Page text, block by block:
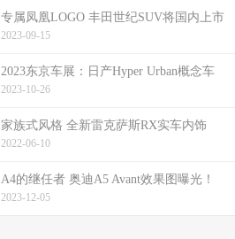
专属凤凰LOGO 丰田世纪SUV将国内上市
2023-09-15
2023东京车展：日产Hyper Urban概念车
2023-10-26
家族式风格 全新雷克萨斯RX实车内饰
2022-06-10
A4的继任者 奥迪A5 Avant效果图曝光！
2023-12-05